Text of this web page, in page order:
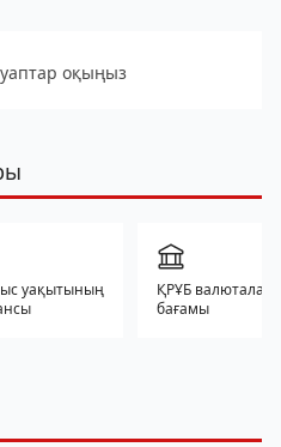
оқыңыз
уақытының
ҚРҰБ валюталар
бағамы